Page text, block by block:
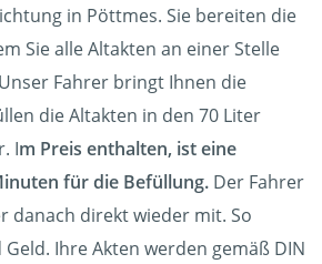
in Pöttmes. Sie bereiten die
Sie alle Altakten an einer Stelle
Fahrer bringt Ihnen die
die Altakten in den 70 Liter
Im Preis enthalten, ist eine
für die Befüllung. Der Fahrer
danach direkt wieder mit. So
Ihre Akten werden gemäß DIN